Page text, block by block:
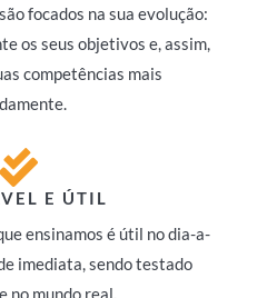
focados na sua evolução:
os seus objetivos e, assim,
competências mais
E ÚTIL
ensinamos é útil no dia-a-
imediata, sendo testado
no mundo real.